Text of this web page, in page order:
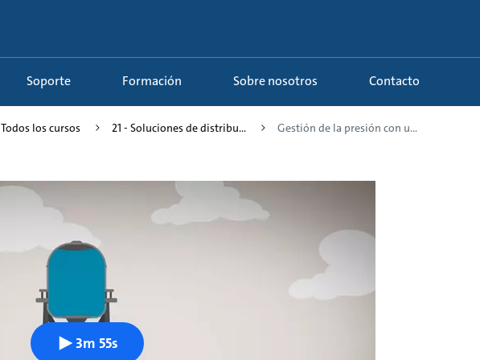
Soporte Formación Sobre nosotros Contacto
Todos los cursos 21 - Soluciones de distribu... Gestión de la presión con u...
3m 55s